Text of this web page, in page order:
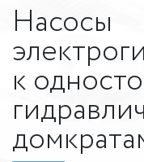
Насосы
к